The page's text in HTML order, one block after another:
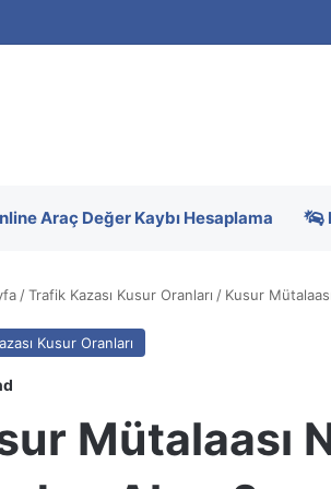
Araç Değer Kaybı Hesaplama
/Trafik Kazası Kusur Oranları / Kusur
Kusur Oranları
Mütalaası